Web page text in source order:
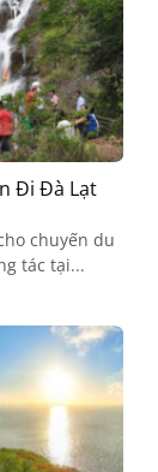
Đi Đà Lạt
chuyến du
tác tại...